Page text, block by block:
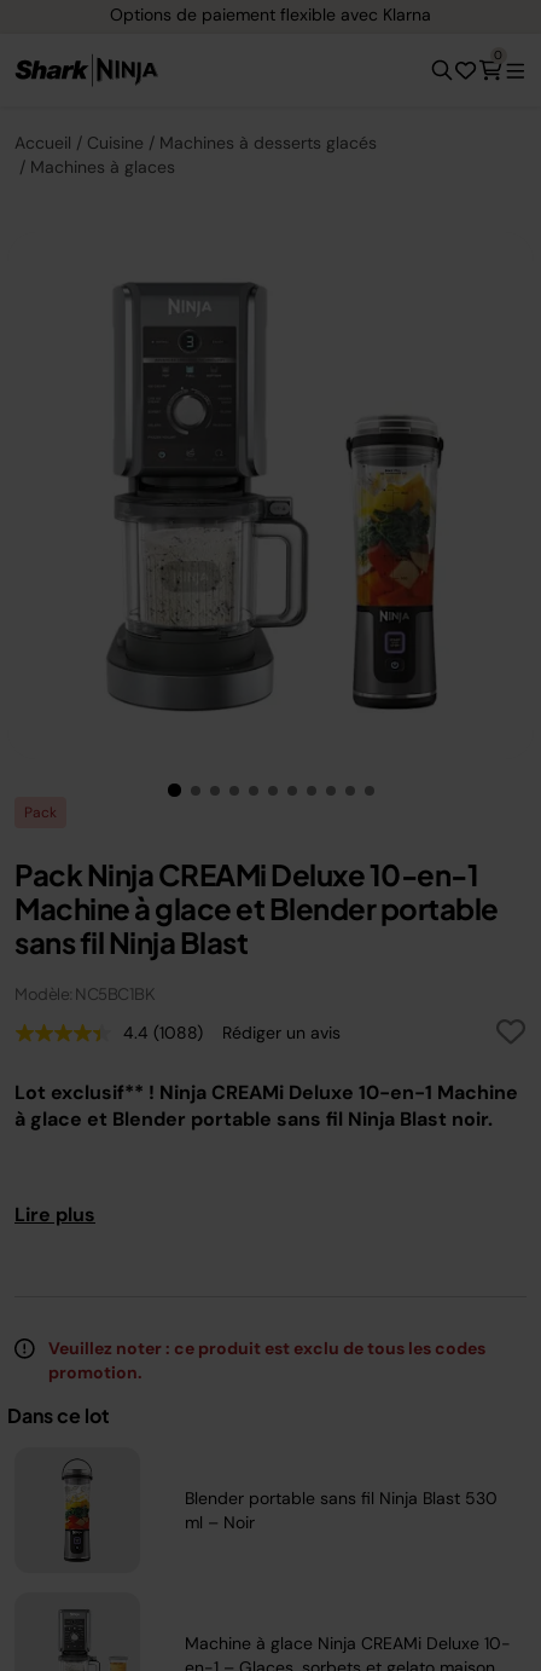
Options de paiement flexible avec Klarna
0
Accueil Cuisine
Machines à desserts glacés
Machines à glaces
Pack
Pack Ninja CREAMi Deluxe 10-en-1
Machine à glace et Blender portable
sans fil Ninja Blast
Modèle: NC5BC1BK
4.4 Lire
avis.
Lien
sur
(1088) Rédiger un avis
Lot exclusif** ! Ninja CREAMi Deluxe 10-en-1 Machine
à glace et Blender portable sans fil Ninja Blast noir.
Technologie Creamify Advanced : savourez des
protéinées et glacées à la maison ou en extérieur
travail et bien plus encore
Ultra silencieux et compact
* par rapport à la Ninja CREAMi originale
Lire plus
Veuillez noter : ce produit est exclu de tous les codes
promotion.
Dans ce lot
Blender portable sans fil Ninja Blast 530
ml – Noir
Machine à glace Ninja CREAMi Deluxe 10-